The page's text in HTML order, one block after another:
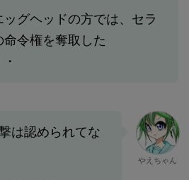
ッグヘッドの方では、セラ
命令権を奪取した
は認められてな
やえちゃん